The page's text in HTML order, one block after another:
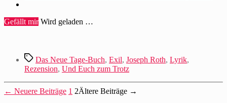
Gefällt mir Wird geladen …
Schlagwörter
Das Neue Tage-Buch, Exil, Joseph Roth, Lyrik,
Rezension, Und Euch zum Trotz
Beitragsnavigation
← Neuere Beiträge 1 2Ältere Beiträge →